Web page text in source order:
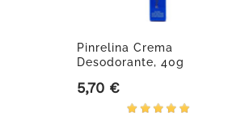
Pinrelina Crema
Desodorante, 40g
Precio
5,70 €